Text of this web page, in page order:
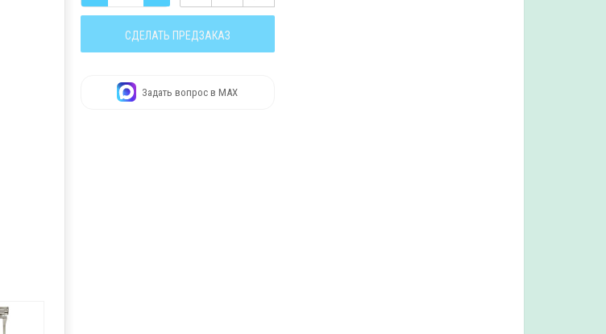
СДЕЛАТЬ ПРЕДЗАКАЗ
Задать вопрос в MAX